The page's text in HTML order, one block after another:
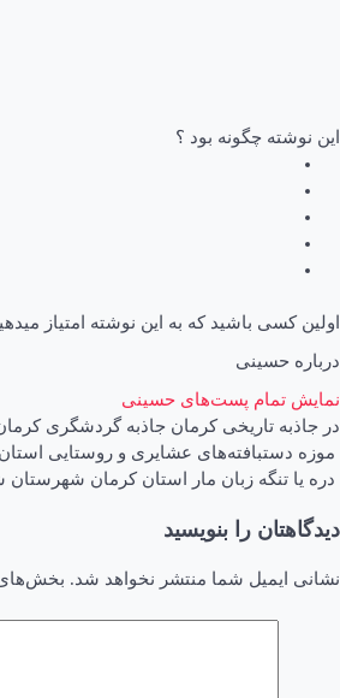
این نوشته چگونه بود ؟
اولین کسی باشید که به این نوشته امتیاز
درباره حسینی
نمایش تمام پست‌های حسینی
در جاذبه تاریخی کرمان جاذبه گردشگری
راهبری
نوشته
موزه دستبافته‌های عشایری و روستایی
دره یا تنگه زبان مار استان کرمان شهرستان
دیدگاهتان را بنویسید
نشانی ایمیل شما منتشر نخواهد شد. بخش‌های